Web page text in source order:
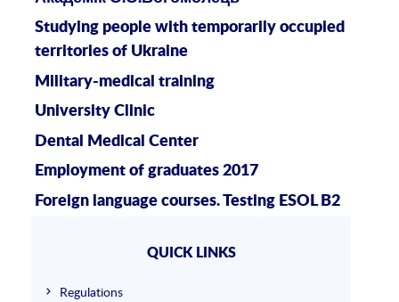
Studying people with temporarily occupied
territories of Ukraine
Military-medical training
University Clinic
Dental Medical Center
Employment of graduates 2017
Foreign language courses. Testing ESOL B2
QUICK LINKS
Regulations